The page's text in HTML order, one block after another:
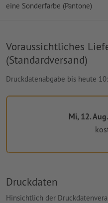
eine Sonderfarbe (Pantone)
Voraussichtliches
(Standardversand)
Druckdatenabgabe bis heute
Mi, 12.
Druckdaten
Hinsichtlich der